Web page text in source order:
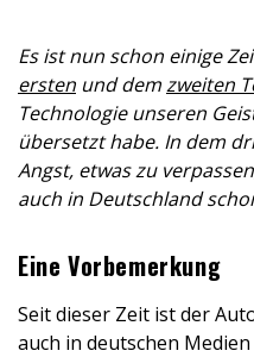
Es ist nun schon einige
ersten und demzweiten
Technologie unseren
übersetzt habe. In dem
Angst, etwas zu
auch in Deutschland
Eine Vorbemerkung
Seit dieser Zeit ist der
auch in deutschen